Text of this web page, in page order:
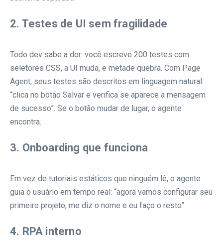
2. Testes de UI sem fragilidade
Todo dev sabe a dor: você escreve 200 testes com
seletores CSS, a UI muda, e metade quebra. Com Page
Agent, seus testes são descritos em linguagem natural:
“clica no botão Salvar e verifica se aparece a mensagem
de sucesso”. Se o botão mudar de lugar, o agente
encontra.
3. Onboarding que funciona
Em vez de tutoriais estáticos que ninguém lê, o agente
guia o usuário em tempo real: “agora vamos configurar seu
primeiro projeto, me diz o nome e eu faço o resto”.
4. RPA interno